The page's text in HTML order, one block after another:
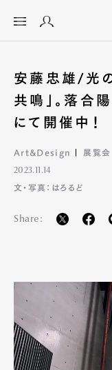
安藤忠雄/光
共鳴」。落合
にて開催中！
Art&Design 展覧会
2023.11.14
文・写真：はろるど
Share: